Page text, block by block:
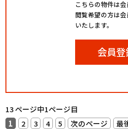
こちらの物件は会
閲覧希望の方は
いたします。
会員
13 ページ中1ページ目
1
2 3 4 5 次のページ 最